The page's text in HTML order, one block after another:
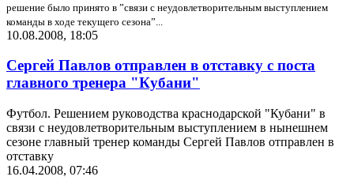
решение было принято в ”связи с неудовлетворительным выступлением
команды в ходе текущего сезона”...
10.08.2008, 18:05
Сергей Павлов отправлен в отставку с поста
главного тренера "Кубани"
Футбол. Решением руководства краснодарской "Кубани" в
связи с неудовлетворительным выступлением в нынешнем
сезоне главный тренер команды Сергей Павлов отправлен в
отставку
16.04.2008, 07:46